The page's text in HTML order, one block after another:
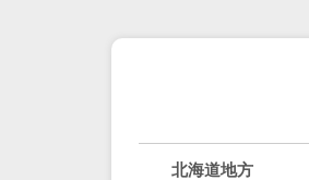
北海道地方